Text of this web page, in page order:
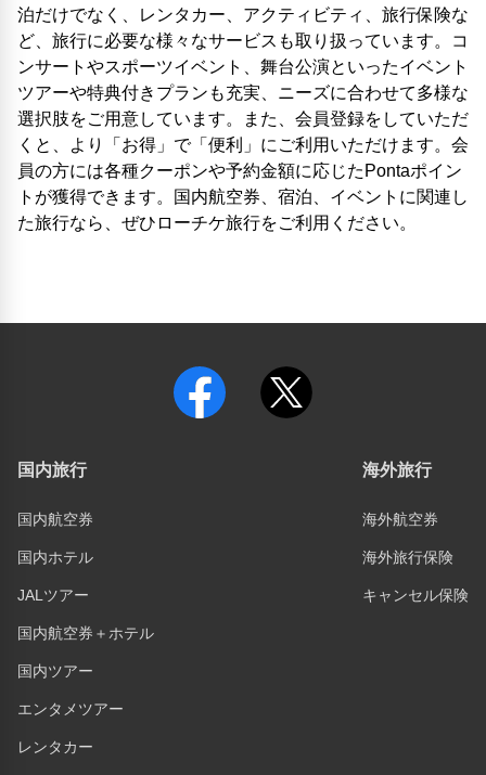
泊だけでなく、レンタカー、アクティビティ、旅行保険な
ど、旅行に必要な様々なサービスも取り扱っています。コ
ンサートやスポーツイベント、舞台公演といったイベント
ツアーや特典付きプランも充実、ニーズに合わせて多様な
選択肢をご用意しています。また、会員登録をしていただ
くと、より「お得」で「便利」にご利用いただけます。会
員の方には各種クーポンや予約金額に応じたPontaポイン
トが獲得できます。国内航空券、宿泊、イベントに関連し
た旅行なら、ぜひローチケ旅行をご利用ください。
国内旅行
国内航空券
国内ホテル
JALツアー
国内航空券＋ホテル
国内ツアー
エンタメツアー
レンタカー
海外旅行
海外航空券
海外旅行保険
キャンセル保険